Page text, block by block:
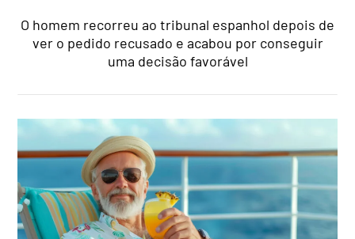
O homem recorreu ao tribunal espanhol depois de
ver o pedido recusado e acabou por conseguir
uma decisão favorável